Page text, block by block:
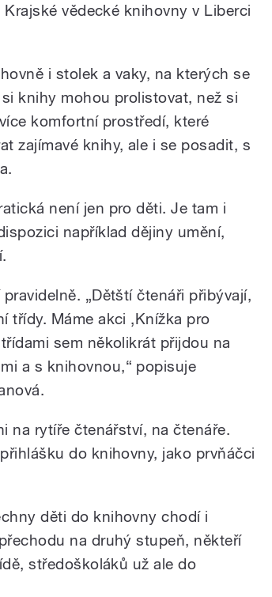
vědecké knihovny v Liberci
i stolek a vaky, na kterých se
knihy mohou prolistovat, než si
komfortní prostředí, které
zajímavé knihy, ale i se posadit, s
není jen pro děti. Je tam i
například dějiny umění,
„Dětští čtenáři přibývají,
třídy. Máme akci ‚Knížka pro
sem několikrát přijdou na
a s knihovnou,“ popisuje
na rytíře čtenářství, na čtenáře.
do knihovny, jako prvňáčci
děti do knihovny chodí i
na druhý stupeň, někteří
středoškoláků už ale do